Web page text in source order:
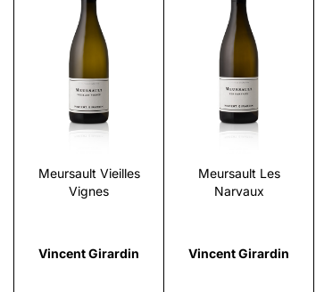
Meursault Vieilles
Vignes
Vincent Girardin
Scopri
Meursault Les
Narvaux
Vincent Girardin
Scopri